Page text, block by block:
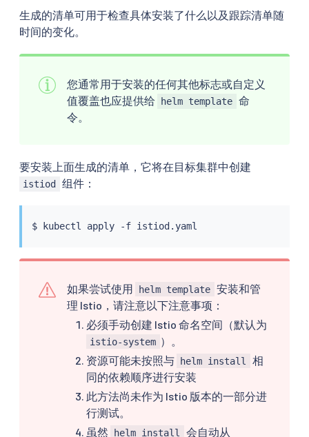
生成的清单可用于检查具体安装了什么以及跟踪清单随
时间的变化。
您通常用于安装的任何其他标志或自定义
值覆盖也应提供给
helm template 命
令。
要安装上面生成的清单，它将在目标集群中创建
istiod 组件：
$ kubectl
如果尝试使用 helm template 安装和管
理 Istio，请注意以下注意事项：
必须手动创建 Istio 命名空间（默认为
istio-system ）。
资源可能未按照与
helm install
相
同的依赖顺序进行安装
此方法尚未作为 Istio 版本的一部分进
行测试。
虽然
helm install
会自动从